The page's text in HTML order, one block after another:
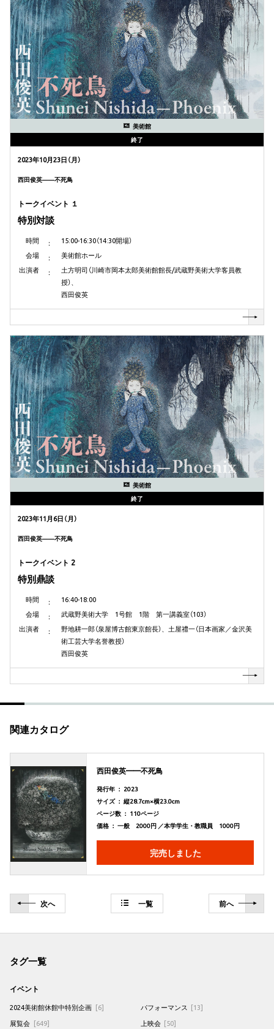
美術館
終了
2023年10月23日（月）
西田俊英——不死鳥
トークイベント １
特別対談
時間
15:00-16:30（14:30開場）
会場
美術館ホール
出演者
土方明司（川崎市岡本太郎美術館館長/武蔵野美術大学客員教
授）、
西田俊英
美術館
終了
2023年11月6日（月）
西田俊英——不死鳥
トークイベント 2
特別鼎談
時間
16:40-18:00
会場
武蔵野美術大学 1号館 1階 第一講義室（103）
出演者
野地耕一郎（泉屋博古館東京館長）、土屋禮一（日本画家／金沢美
術工芸大学名誉教授）
西田俊英
関連カタログ
西田俊英——不死鳥
発行年 ： 2023
サイズ ： 縦28.7cm×横23.0cm
ページ数 ： 110ページ
価格 ： 一般 2000円 ／本学学生・教職員 1000円
完売しました
次へ 一覧 前へ
タグ一覧
イベント
2024美術館休館中特別企画 [6]
展覧会 [649]
パフォーマンス [13]
上映会 [50]